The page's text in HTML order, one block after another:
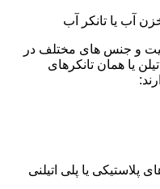
آب یا تانکر آب
و جنس های مختلف در
یا همان تانکرهای
پلاستیکی یا پلی اتیلنی